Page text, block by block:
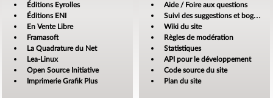
Éditions Eyrolles
Éditions ENI
En Vente Libre
Framasoft
La Quadrature du Net
Lea-Linux
Open Source Initiative
Imprimerie Grafik Plus
Aide / Foire aux questions
Suivi des suggestions et bogues
Wiki du site
Règles de modération
Statistiques
API pour le développement
Code source du site
Plan du site